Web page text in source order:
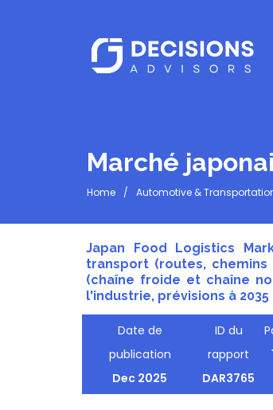
Marché
Home Automotive &
Japan Food Logistics
transport (routes,
(chaîne froide et chaîne
l'industrie, prévisions à 2035
Date de
publication
Dec 2025
ID du
rapport
DAR3765